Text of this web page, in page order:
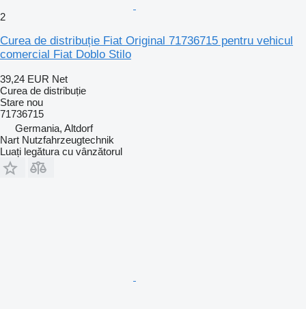
2
Curea de distribuție Fiat Original 71736715 pentru vehicul
comercial Fiat Doblo Stilo
39,24 EUR Net
Curea de distribuție
Stare nou
71736715
Germania, Altdorf
Nart Nutzfahrzeugtechnik
Luați legătura cu vânzătorul